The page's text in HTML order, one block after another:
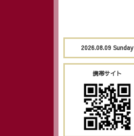
2026.08.09 Sunday
携帯サイト